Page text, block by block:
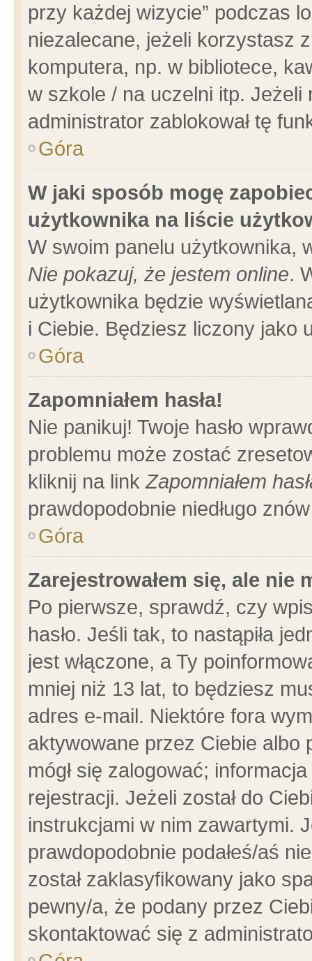
przy każdej wizycie” podczas
niezalecane, jeżeli korzystasz
komputera, np. w bibliotece,
w szkole / na uczelni itp.
administrator zablokował tę
Góra
W jaki sposób mogę
użytkownika na liście
W swoim panelu użytkownika,
Nie pokazuj, że jestem online.
użytkownika będzie
i Ciebie. Będziesz liczony jako
Góra
Zapomniałem hasła!
Nie panikuj! Twoje hasło
problemu może zostać
kliknij na linkZapomniałem
prawdopodobnie niedługo
Góra
Zarejestrowałem się, ale nie
Po pierwsze, sprawdź, czy
hasło. Jeśli tak, to nastąpiła
jest włączone, a Ty
mniej niż 13 lat, to będziesz
adres e-mail. Niektóre fora
aktywowane przez Ciebie albo
mógł się zalogować;
rejestracji. Jeżeli został do
instrukcjami w nim zawartymi.
prawdopodobnie podałeś/aś
został zaklasyfikowany jako
pewny/a, że podany przez
skontaktować się z